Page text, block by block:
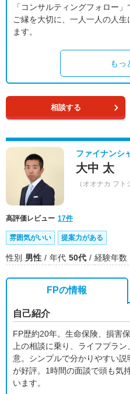
「コンサルティングフォロー」
ご縁を大切に、一人一人の人
ます。
もっ
相談する
ファイナンシ
大中 太
（オオナカ フト
高評価レビュー 17件
雰囲気がいい 提案力がある
性別 男性 年代 50代 経験年数
FPの情報
自己紹介
FP歴約20年。生命保険、損害
上の相談に乗り、ライフプラ
意。シンプルで分かりやすい
が好評。1時間の面談で頭も気
います。